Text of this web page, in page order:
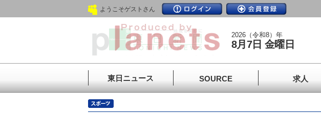
ようこそゲストさん
2026（令和8）年
8月7日 金曜日
東日ニュース SOURCE 求人